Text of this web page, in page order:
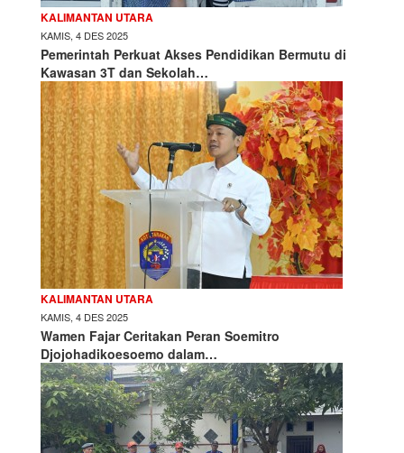
KALIMANTAN UTARA
KAMIS, 4 DES 2025
Pemerintah Perkuat Akses Pendidikan Bermutu di
Kawasan 3T dan Sekolah…
KALIMANTAN UTARA
KAMIS, 4 DES 2025
Wamen Fajar Ceritakan Peran Soemitro
Djojohadikoesoemo dalam…